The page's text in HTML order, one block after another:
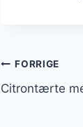
FORRIGE
Citrontærte